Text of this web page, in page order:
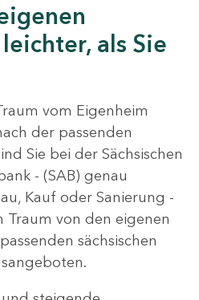
als Sie
vom Eigenheim
der passenden
Sie bei der Sächsischen
- (SAB) genau
Kauf oder Sanierung -
Traum von den eigenen
sächsischen